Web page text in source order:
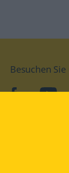
Besuchen
facebook